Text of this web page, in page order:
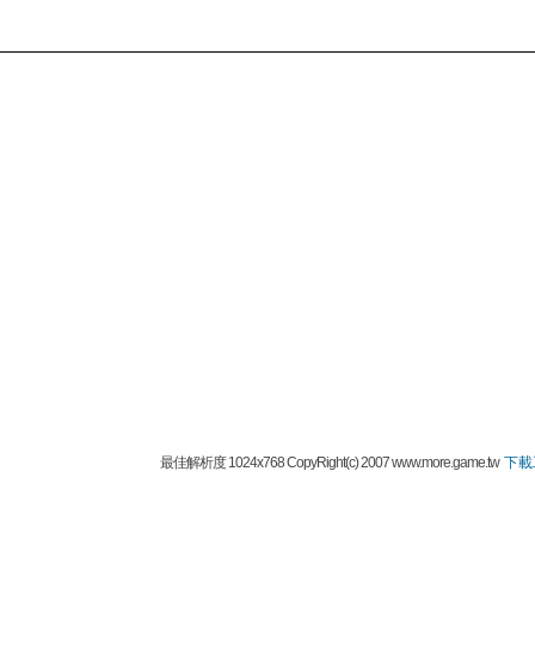
最佳解析度 1024x768 CopyRight(c) 2007 www.more.game.tw 下